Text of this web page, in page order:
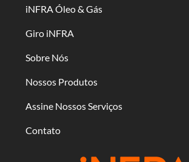
iNFRA Óleo & Gás
Giro iNFRA
Sobre Nós
Nossos Produtos
Assine Nossos Serviços
Contato